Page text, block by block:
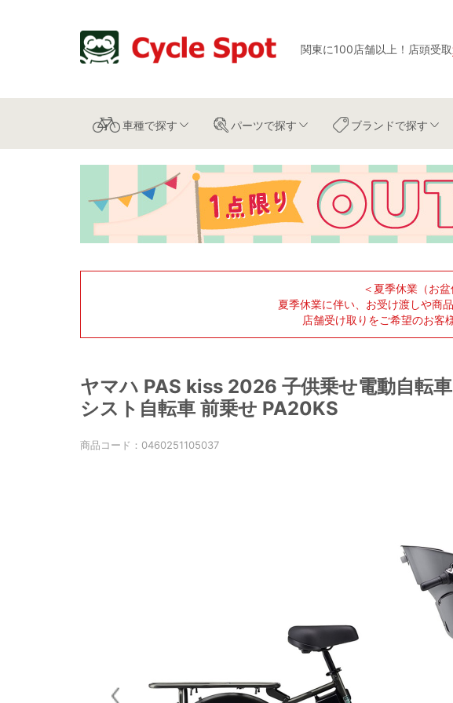
関東に100店舗以上 ！ 店頭受取
車種で探す パーツで探す ブランドで探す
＜夏季休業（お
夏季休業に伴い、お受け渡しや商
店舗受け取りをご希望のお客
ヤマハ PAS kiss 2026 子供乗せ電動自転
シスト自転車 前乗せ PA20KS
商品コード： 0460251105037